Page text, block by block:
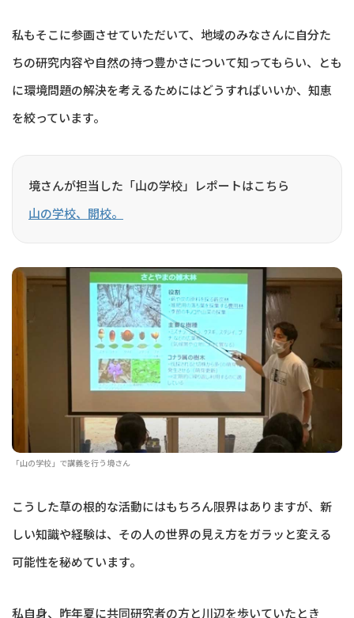
私もそこに参画させていただいて、地域のみなさんに自分た
ちの研究内容や自然の持つ豊かさについて知ってもらい、とも
に環境問題の解決を考えるためにはどうすればいいか、知恵
を絞っています。
境さんが担当した「山の学校」レポートはこちら
山の学校、開校。
「山の学校」で講義を行う境さん
こうした草の根的な活動にはもちろん限界はありますが、新
しい知識や経験は、その人の世界の見え方をガラッと変える
可能性を秘めています。
私自身、昨年夏に共同研究者の方と川辺を歩いていたとき